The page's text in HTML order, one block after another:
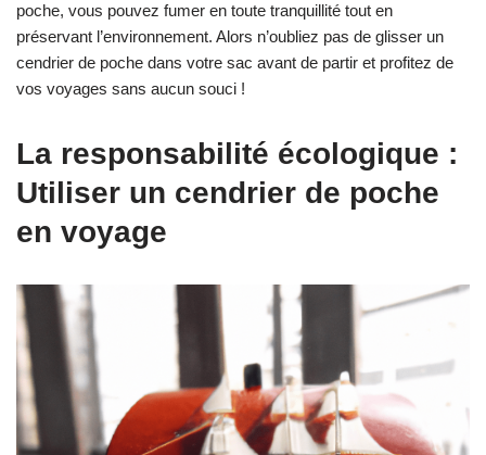
poche, vous pouvez fumer en toute tranquillité tout en
préservant l’environnement. Alors n’oubliez pas de glisser un
cendrier de poche dans votre sac avant de partir et profitez de
vos voyages sans aucun souci !
La responsabilité écologique :
Utiliser un cendrier de poche
en voyage